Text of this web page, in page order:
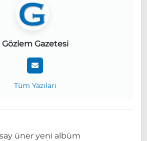
Gözlem Gazetesi
Tüm Yazıları
üner yeni albüm